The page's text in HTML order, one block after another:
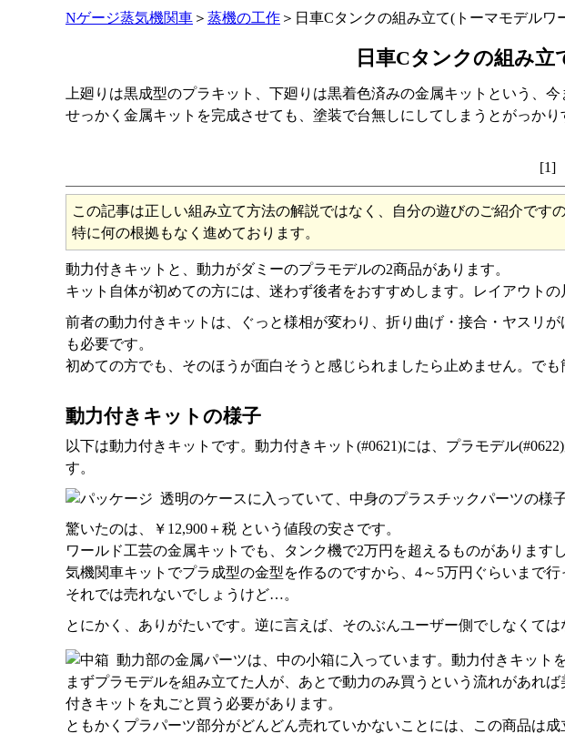
Nゲージ蒸気機関車 ＞ 蒸機の工作 ＞日車Cタンクの組み立て(トーマモデルワ
日車Cタンクの組み
上廻りは黒成型のプラキット、下廻りは黒着色済みの金属キットという、
せっかく金属キットを完成させても、塗装で台無しにしてしまうとがっか
この記事は正しい組み立て方法の解説ではなく、自分の遊びのご紹介です
特に何の根拠もなく進めております。
動力付きキットと、動力がダミーのプラモデルの2商品があります。
キット自体が初めての方には、迷わず後者をおすすめします。レイアウトの
前者の動力付きキットは、ぐっと様相が変わり、折り曲げ・接合・ヤスリ
も必要です。
初めての方でも、そのほうが面白そうと感じられましたら止めません。でも
動力付きキットの様子
以下は動力付きキットです。動力付きキット(#0621)には、プラモデル
す。
透明のケースに入っていて、中身のプラスチックパーツの様
驚いたのは、￥12,900＋税 という値段の安さです。
ワールド工芸の金属キットでも、タンク機で2万円を超えるものがありま
気機関車キットでプラ成型の金型を作るのですから、4～5万円ぐらいまで
それでは売れないでしょうけど…。
とにかく、ありがたいです。逆に言えば、そのぶんユーザー側でしなくて
動力部の金属パーツは、中の小箱に入っています。動力付きキット
まずプラモデルを組み立てた人が、あとで動力のみ買うという流れがあれ
付きキットを丸ごと買う必要があります。
ともかくプラパーツ部分がどんどん売れていかないことには、この商品は